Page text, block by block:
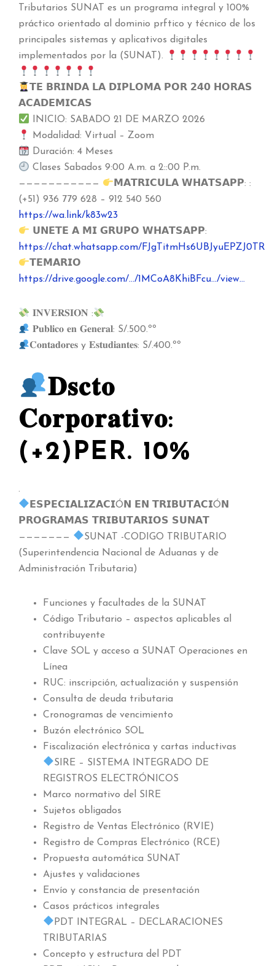
Tributarios SUNAT es un programa integral y 100%
práctico orientado al dominio prftico y técnico de los
principales sistemas y aplicativos digitales
implementados por la (SUNAT).
𝗧𝗘 𝗕𝗥𝗜𝗡𝗗𝗔 𝗟𝗔 𝗗𝗜𝗣𝗟𝗢𝗠𝗔 𝗣𝗢𝗥 𝟮𝟰𝟬 𝗛𝗢𝗥𝗔𝗦
𝗔𝗖𝗔𝗗𝗘𝗠𝗜𝗖𝗔𝗦
INICIO: SABADO 21 DE MARZO 2026
Modalidad: Virtual – Zoom
Duración: 4 Meses
Clases Sabados 9:00 A.m. a 2::00 P.m.
———————————
𝗠𝗔𝗧𝗥𝗜𝗖𝗨𝗟𝗔 𝗪𝗛𝗔𝗧𝗦𝗔𝗣𝗣: :
(+51) 936 779 628 – 912 540 560
https://wa.link/k83w23
𝗨𝗡𝗘𝗧𝗘 𝗔 𝗠𝗜 𝗚𝗥𝗨𝗣𝗢 𝗪𝗛𝗔𝗧𝗦𝗔𝗣𝗣:
https://chat.whatsapp.com/FJgTitmHs6UBJyuEPZJ0TR
𝗧𝗘𝗠𝗔𝗥𝗜𝗢
https://drive.google.com/…/1MCoA8KhiBFcu…/view…
𝐈𝐍𝐕𝐄𝐑𝐒𝐈𝐎𝐍 :
𝐏𝐮𝐛𝐥𝐢𝐜𝐨 𝐞𝐧 𝐆𝐞𝐧𝐞𝐫𝐚𝐥: S/.500.ºº
𝐂𝐨𝐧𝐭𝐚𝐝𝐨𝐫𝐞𝐬 y 𝐄𝐬𝐭𝐮𝐝𝐢𝐚𝐧𝐭𝐞𝐬: S/.400.ºº
𝐃𝐬𝐜𝐭𝐨
𝐂𝐨𝐫𝐩𝐨𝐫𝐚𝐭𝐢𝐯𝐨:
(+2)PER. 10%
.
𝗘𝗦𝗣𝗘𝗖𝗜𝗔𝗟𝗜𝗭𝗔𝗖𝗜Ó𝗡 𝗘𝗡 𝗧𝗥𝗜𝗕𝗨𝗧𝗔𝗖𝗜Ó𝗡
𝗣𝗥𝗢𝗚𝗥𝗔𝗠𝗔𝗦 𝗧𝗥𝗜𝗕𝗨𝗧𝗔𝗥𝗜𝗢𝗦 𝗦𝗨𝗡𝗔𝗧
———————
SUNAT -CODIGO TRIBUTARIO
(Superintendencia Nacional de Aduanas y de
Administración Tributaria)
Funciones y facultades de la SUNAT
Código Tributario – aspectos aplicables al
contribuyente
Clave SOL y acceso a SUNAT Operaciones en
Línea
RUC: inscripción, actualización y suspensión
Consulta de deuda tributaria
Cronogramas de vencimiento
Buzón electrónico SOL
Fiscalización electrónica y cartas inductivas
SIRE – SISTEMA INTEGRADO DE
REGISTROS ELECTRÓNICOS
Marco normativo del SIRE
Sujetos obligados
Registro de Ventas Electrónico (RVIE)
Registro de Compras Electrónico (RCE)
Propuesta automática SUNAT
Ajustes y validaciones
Envío y constancia de presentación
Casos prácticos integrales
PDT INTEGRAL – DECLARACIONES
TRIBUTARIAS
Concepto y estructura del PDT